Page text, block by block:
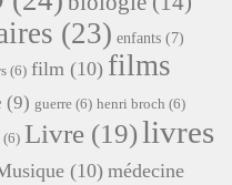
(23) enfants (7)
(6) film (10) films
(9) guerre (6) henri broch (6)
(6) Livre (19)livres
(10) médecine